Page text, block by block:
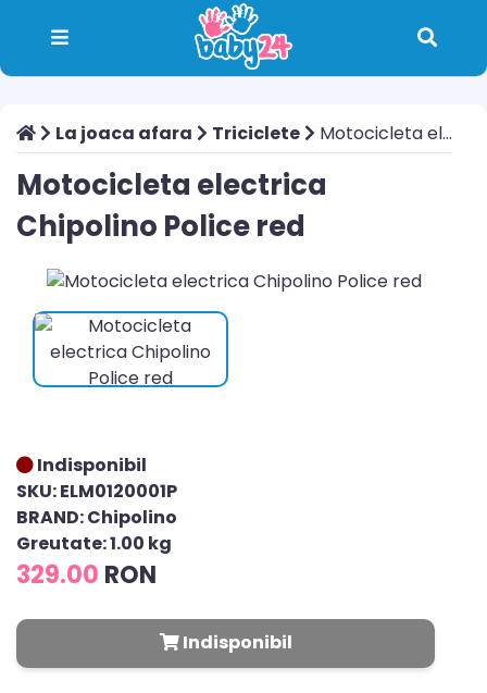
La joaca afara Triciclete Motocicleta electrica Chipolino Police red
Motocicleta electrica
Chipolino Police red
Indisponibil
SKU: ELM0120001P
BRAND: Chipolino
Greutate: 1.00 kg
329.00 RON
Indisponibil